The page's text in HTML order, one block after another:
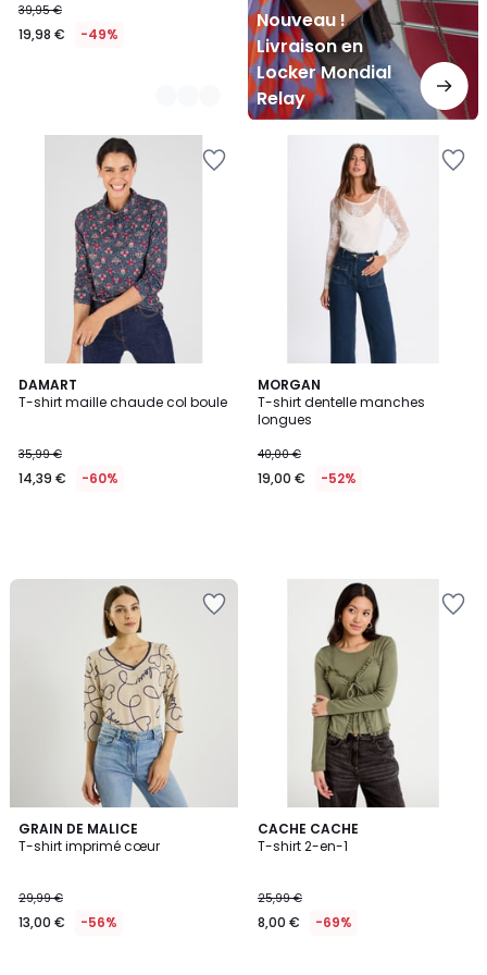
39,95 €
19,98 € -49%
Nouveau !
Livraison en
Locker Mondial
Relay
DAMART
T-shirt maille chaude col boule
35,99 €
14,39 € -60%
MORGAN
T-shirt dentelle manches
longues
40,00 €
19,00 € -52%
GRAIN DE MALICE
T-shirt imprimé cœur
29,99 €
13,00 € -56%
CACHE CACHE
T-shirt 2-en-1
25,99 €
8,00 € -69%